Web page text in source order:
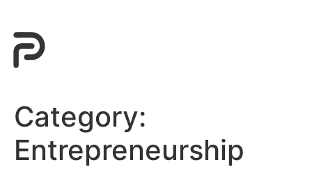
Category:
Entrepreneurship